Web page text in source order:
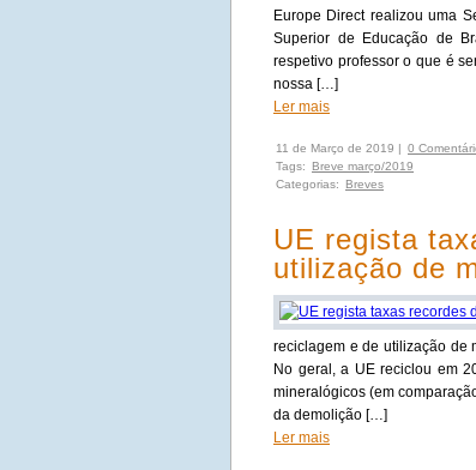
Europe Direct realizou uma
Superior de Educação de
respetivo professor o que é
nossa […]
Ler mais
11 de Março de 2019 | 0
Tags:
Breve março/2019
Categorias:
Breves
UE regista
utilização de
reciclagem e de utilização de
No geral, a UE reciclou em
mineralógicos (em
da demolição […]
Ler mais